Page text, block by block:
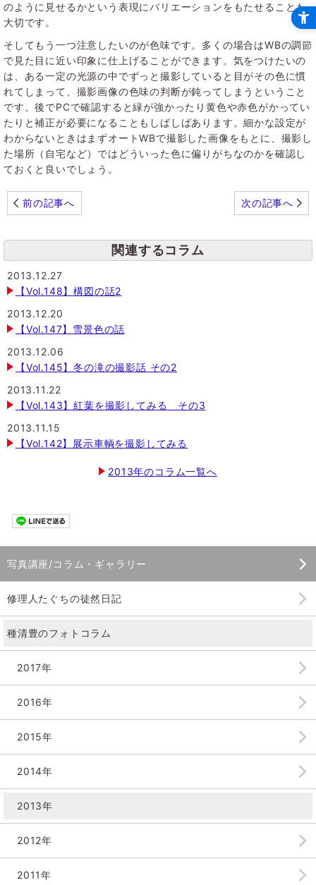
のように見せるかという表現にバリエーションをもたせることも
大切です。
そしてもう一つ注意したいのが色味です。多くの場合はWBの調節
で見た目に近い印象に仕上げることができます。気をつけたいの
は、ある一定の光源の中でずっと撮影していると目がその色に慣
れてしまって、撮影画像の色味の判断が鈍ってしまうということ
です。後でPCで確認すると緑が強かったり黄色や赤色がかってい
たりと補正が必要になることもしばしばあります。細かな設定が
わからないときはまずオートWBで撮影した画像をもとに、撮影し
た場所（自宅など）ではどういった色に偏りがちなのかを確認し
ておくと良いでしょう。
前の記事へ 次の記事へ
関連するコラム
2013.12.27
【Vol.148】構図の話2
2013.12.20
【Vol.147】雪景色の話
2013.12.06
【Vol.145】冬の滝の撮影話 その2
2013.11.22
【Vol.143】紅葉を撮影してみる その3
2013.11.15
【Vol.142】展示車輌を撮影してみる
2013年のコラム一覧へ
写真講座/コラム・ギャラリー
修理人たぐちの徒然日記
種清豊のフォトコラム
2017年
2016年
2015年
2014年
2013年
2012年
2011年